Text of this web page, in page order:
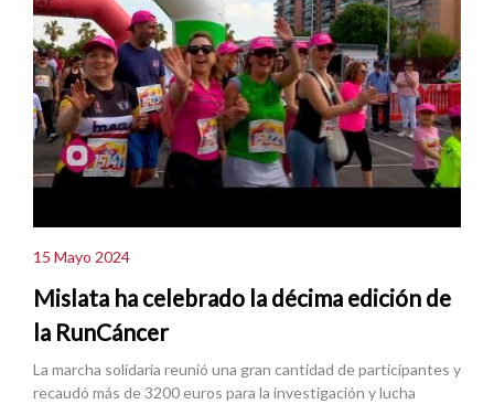
15 Mayo 2024
Mislata ha celebrado la décima edición de
la RunCáncer
La marcha solidaria reunió una gran cantidad de participantes y
recaudó más de 3200 euros para la investigación y lucha